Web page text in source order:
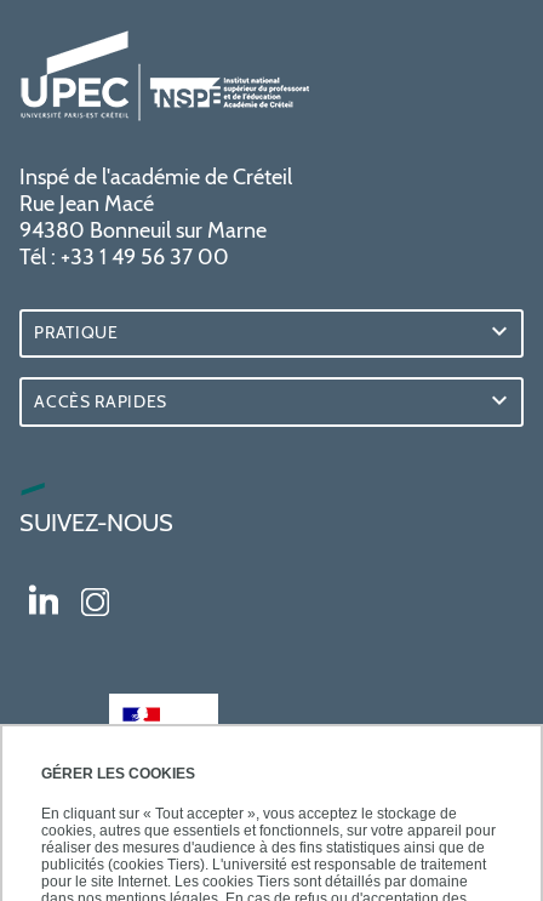
GÉRER LES COOKIES
En cliquant sur « Tout accepter », vous acceptez le stockage de
cookies, autres que essentiels et fonctionnels, sur votre appareil pour
réaliser des mesures d'audience à des fins statistiques ainsi que de
publicités (cookies Tiers). L'université est responsable de traitement
pour le site Internet. Les cookies Tiers sont détaillés par domaine
Inspé de l'académie de Créteil
Rue Jean Macé
94380 Bonneuil sur Marne
Tél : +33 1 49 56 37 00
PRATIQUE
ACCÈS RAPIDES
SUIVEZ-NOUS